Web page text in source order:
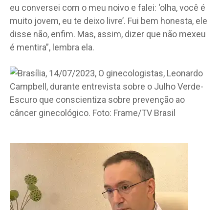
eu conversei com o meu noivo e falei: ‘olha, você é
muito jovem, eu te deixo livre’. Fui bem honesta, ele
disse não, enfim. Mas, assim, dizer que não mexeu
é mentira”, lembra ela.